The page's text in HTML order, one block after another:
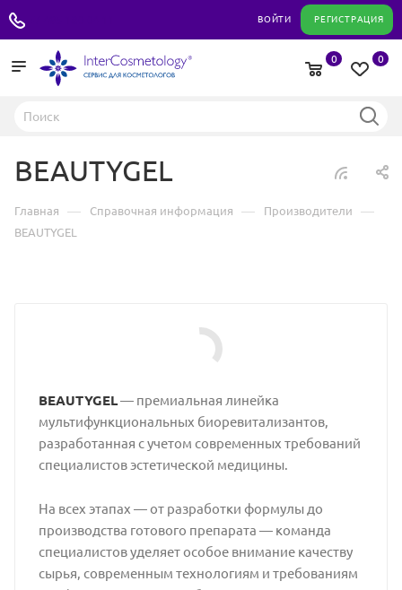
ВОЙТИ РЕГИСТРАЦИЯ
0
0
BEAUTYGEL
Главная — Справочная информация — Производители —
BEAUTYGEL
BEAUTYGEL— премиальная линейка
мультифункциональных биоревитализантов,
разработанная с учетом современных требований
специалистов эстетической медицины.
На всех этапах — от разработки формулы до
производства готового препарата — команда
специалистов уделяет особое внимание качеству
сырья, современным технологиям и требованиям